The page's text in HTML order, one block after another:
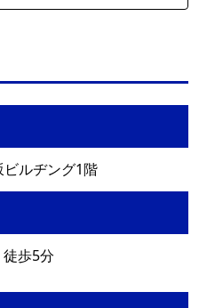
ルヂング1階
歩5分